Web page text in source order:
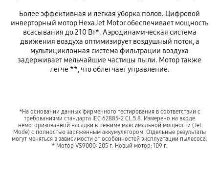
Более эффективная и легкая уборка полов. Цифровой
инверторный мотор HexaJet Motor обеспечивает мощность
всасывания до 210 Вт*. Аэродинамическая система
движения воздуха оптимизирует воздушный поток, а
мультициклонная система фильтрации воздуха
задерживает мельчайшие частицы пыли. Мотор также
легче **, что облегчает управление.
*На основании данных фирменного тестирования в соответствии с
требованиями стандарта IEC 62885-2 CL.5.8. Измерено на входе
немоторизованной насадки в режиме максимальной мощности (Jet
Mode) с полностью заряженным аккумулятором. Отдельные результаты
могут меняться в зависимости от особенностей эксплуатации пылесоса.
* Мотор VS9000: 205 г. Новый мотор: 109 г.